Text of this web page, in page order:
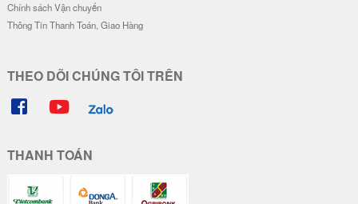
Chính sách Vận chuyển
Thông Tin Thanh Toán, Giao Hàng
THEO DÕI CHÚNG TÔI TRÊN
THANH TOÁN